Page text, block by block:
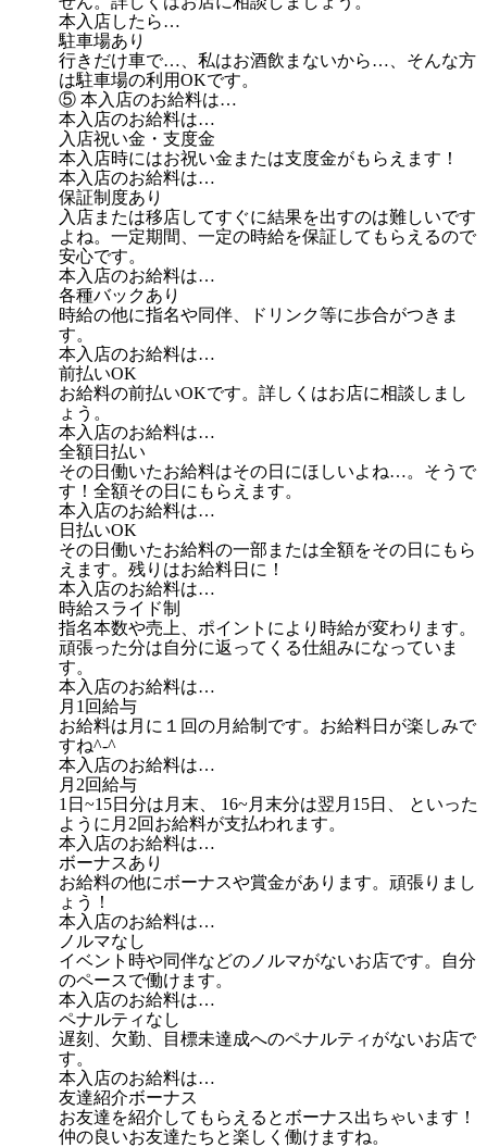
本入店したら…
駐車場あり
行きだけ車で…、私はお酒飲まないから…、そんな方
は駐車場の利用OKです。
⑤ 本入店のお給料は…
本入店のお給料は…
入店祝い金・支度金
本入店時にはお祝い金または支度金がもらえます！
本入店のお給料は…
保証制度あり
入店または移店してすぐに結果を出すのは難しいです
よね。一定期間、一定の時給を保証してもらえるので
安心です。
本入店のお給料は…
各種バックあり
時給の他に指名や同伴、ドリンク等に歩合がつきま
す。
本入店のお給料は…
前払いOK
お給料の前払いOKです。詳しくはお店に相談しまし
ょう。
本入店のお給料は…
全額日払い
その日働いたお給料はその日にほしいよね…。そうで
す！全額その日にもらえます。
本入店のお給料は…
日払いOK
その日働いたお給料の一部または全額をその日にもら
えます。残りはお給料日に！
本入店のお給料は…
時給スライド制
指名本数や売上、ポイントにより時給が変わります。
頑張った分は自分に返ってくる仕組みになっていま
す。
本入店のお給料は…
月1回給与
お給料は月に１回の月給制です。お給料日が楽しみで
すね^-^
本入店のお給料は…
月2回給与
1日~15日分は月末、 16~月末分は翌月15日、 といった
ように月2回お給料が支払われます。
本入店のお給料は…
ボーナスあり
お給料の他にボーナスや賞金があります。頑張りまし
ょう！
本入店のお給料は…
ノルマなし
イベント時や同伴などのノルマがないお店です。自分
のペースで働けます。
本入店のお給料は…
ペナルティなし
遅刻、欠勤、目標未達成へのペナルティがないお店で
す。
本入店のお給料は…
友達紹介ボーナス
お友達を紹介してもらえるとボーナス出ちゃいます！
仲の良いお友達たちと楽しく働けますね。